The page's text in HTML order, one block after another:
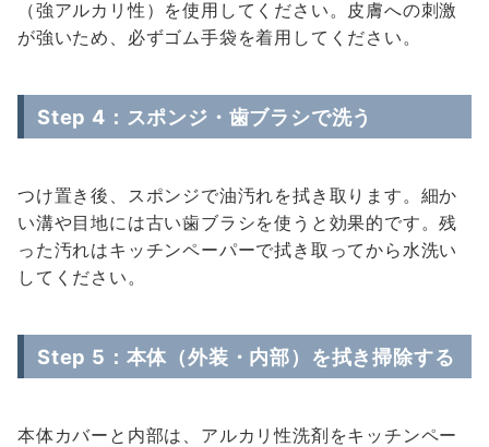
（強アルカリ性）を使用してください。皮膚への刺激
が強いため、必ずゴム手袋を着用してください。
Step 4：スポンジ・歯ブラシで洗う
つけ置き後、スポンジで油汚れを拭き取ります。細か
い溝や目地には古い歯ブラシを使うと効果的です。残
った汚れはキッチンペーパーで拭き取ってから水洗い
してください。
Step 5：本体（外装・内部）を拭き掃除する
本体カバーと内部は、アルカリ性洗剤をキッチンペー